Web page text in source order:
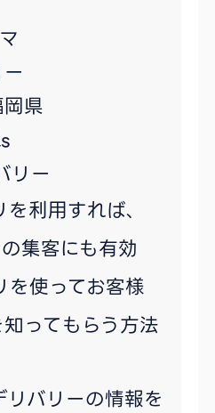
県
リー
利用すれば、
集客にも有効
を使ってお客様
ってもらう方法
リバリーの情報を